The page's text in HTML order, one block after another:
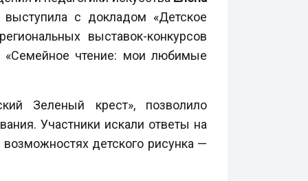
с докладом «Детское
выставок-конкурсов
«Семейное чтение: мои любимые
Зеленый крест», позволило
Участники искали ответы на
детского рисунка —